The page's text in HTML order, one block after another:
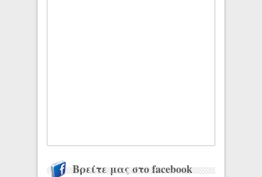
Βρείτε μας στο facebook